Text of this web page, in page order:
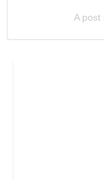
A post